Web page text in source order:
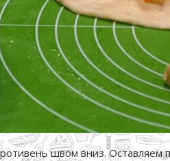
швом вниз. Оставляем